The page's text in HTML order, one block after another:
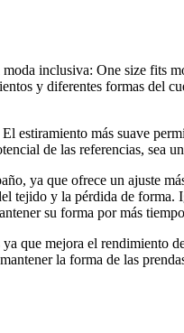
inclusiva: One size fits
y diferentes formas del
estiramiento más suave
de las referencias, sea
ya que ofrece un ajuste
tejido y la pérdida de
su forma por más
que mejora el rendimiento
la forma de las